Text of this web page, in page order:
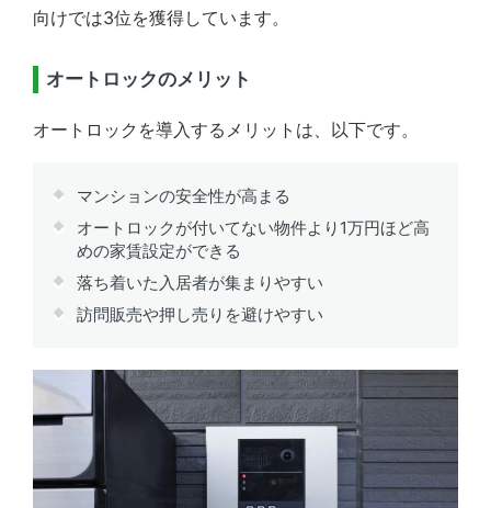
向けでは3位を獲得しています。
オートロックのメリット
オートロックを導入するメリットは、以下です。
マンションの安全性が高まる
オートロックが付いてない物件より1万円ほど高
めの家賃設定ができる
落ち着いた入居者が集まりやすい
訪問販売や押し売りを避けやすい